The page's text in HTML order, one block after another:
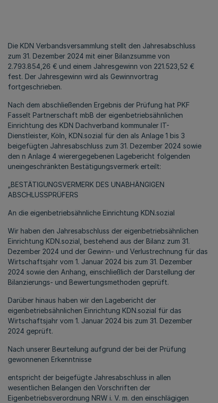
Die KDN Verbandsversammlung stellt den Jahresabschluss
zum 31. Dezember 2024 mit einer Bilanzsumme von
2.793.854,26 € und einem Jahresgewinn von 221.523,52 €
fest. Der Jahresgewinn wird als Gewinnvortrag
fortgeschrieben.
Nach dem abschließenden Ergebnis der Prüfung hat PKF
Fasselt Partnerschaft mbB der eigenbetriebsähnlichen
Einrichtung des KDN Dachverband kommunaler IT-
Dienstleister, Köln, KDN.sozial für den als Anlage 1 bis 3
beigefügten Jahresabschluss zum 31. Dezember 2024 sowie
den n Anlage 4 wierergegebenen Lagebericht folgenden
uneingeschränkten Bestätigungsvermerk erteilt:
„BESTÄTIGUNGSVERMERK DES UNABHÄNGIGEN
ABSCHLUSSPRÜFERS
An die eigenbetriebsähnliche Einrichtung KDN.sozial
Wir haben den Jahresabschluss der eigenbetriebsähnlichen
Einrichtung KDN.sozial, bestehend aus der Bilanz zum 31.
Dezember 2024 und der Gewinn- und Verlustrechnung für das
Wirtschaftsjahr vom 1. Januar 2024 bis zum 31. Dezember
2024 sowie den Anhang, einschließlich der Darstellung der
Bilanzierungs- und Bewertungsmethoden geprüft.
Darüber hinaus haben wir den Lagebericht der
eigenbetriebsähnlichen Einrichtung KDN.sozial für das
Wirtschaftsjahr vom 1. Januar 2024 bis zum 31. Dezember
2024 geprüft.
Nach unserer Beurteilung aufgrund der bei der Prüfung
gewonnenen Erkenntnisse
entspricht der beigefügte Jahresabschluss in allen
wesentlichen Belangen den Vorschriften der
Eigenbetriebsverordnung NRW i. V. m. den einschlägigen